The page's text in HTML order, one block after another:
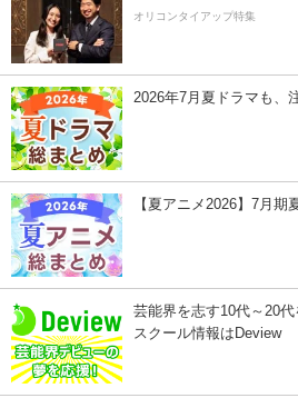
オリコンタイアップ特集
2026年7月夏ドラマも、
【夏アニメ2026】7月期
芸能界を志す10代～20
スクール情報はDeview